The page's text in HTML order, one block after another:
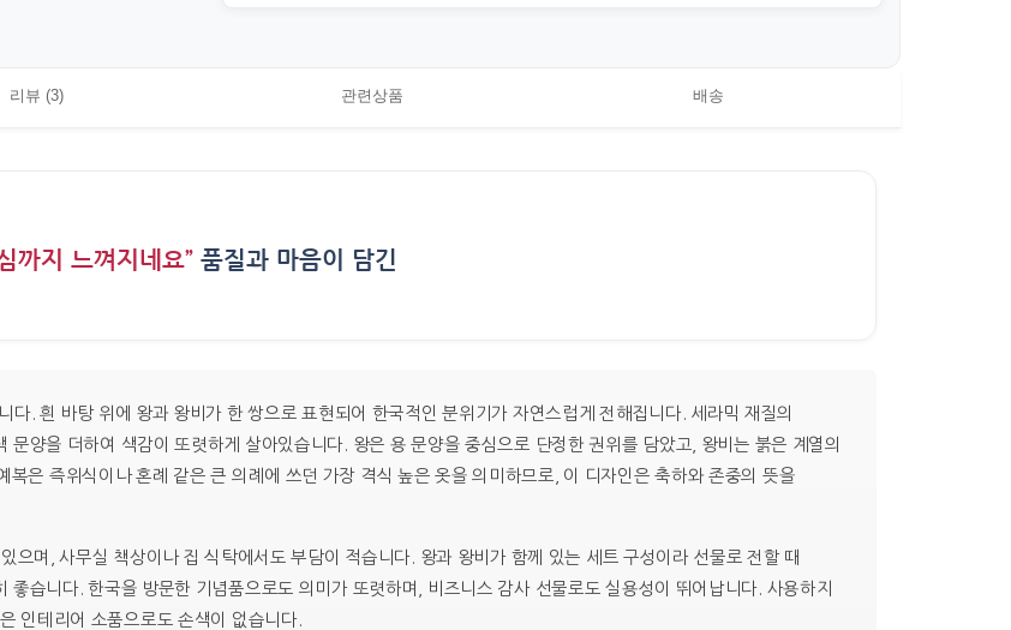
리뷰 (3) 관련상품 배송
까지 느껴지네요” 품질과 마음이 담긴
. 흰 바탕 위에 왕과 왕비가 한 쌍으로 표현되어 한국적인 분위기가 자연스럽게 전해집니다. 세라믹 재질의
양을 더하여 색감이 또렷하게 살아있습니다. 왕은 용 문양을 중심으로 단정한 권위를 담았고, 왕비는 붉은 계열의
은 즉위식이나 혼례 같은 큰 의례에 쓰던 가장 격식 높은 옷을 의미하므로, 이 디자인은 축하와 존중의 뜻을
으며, 사무실 책상이나 집 식탁에서도 부담이 적습니다. 왕과 왕비가 함께 있는 세트 구성이라 선물로 전할 때
습니다. 한국을 방문한 기념품으로도 의미가 또렷하며, 비즈니스 감사 선물로도 실용성이 뛰어납니다. 사용하지
인테리어 소품으로도 손색이 없습니다.